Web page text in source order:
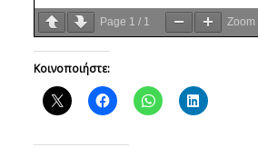
Page 1 / 1 Zoom
Κοινοποιήστε: